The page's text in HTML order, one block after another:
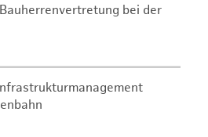
bei der